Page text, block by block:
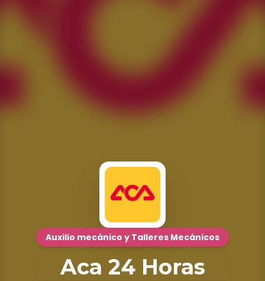
Auxilio mecánico y Talleres Mecánicos
Aca 24 Horas